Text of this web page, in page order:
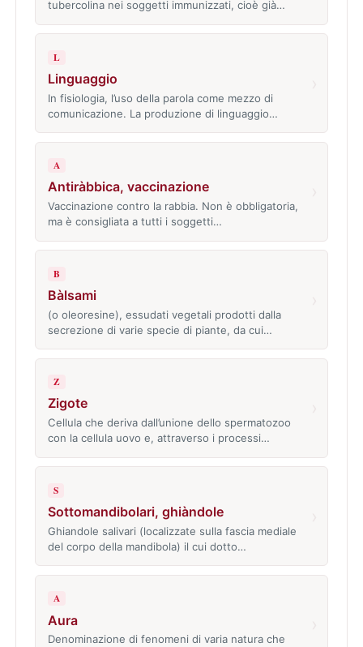
tubercolina nei soggetti immunizzati, cioè già…
L
Linguaggio
In fisiologia, l’uso della parola come mezzo di
comunicazione. La produzione di linguaggio…
A
Antiràbbica, vaccinazione
Vaccinazione contro la rabbia. Non è obbligatoria,
ma è consigliata a tutti i soggetti…
B
Bàlsami
(o oleoresine), essudati vegetali prodotti dalla
secrezione di varie specie di piante, da cui…
Z
Zigote
Cellula che deriva dall’unione dello spermatozoo
con la cellula uovo e, attraverso i processi…
S
Sottomandibolari, ghiàndole
Ghiandole salivari (localizzate sulla fascia mediale
del corpo della mandibola) il cui dotto…
A
Aura
Denominazione di fenomeni di varia natura che